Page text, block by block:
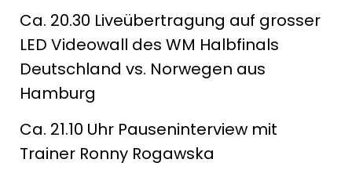
Ca. 20.30 Liveübertragung auf grosser
LED Videowall des WM Halbfinals
Deutschland vs. Norwegen aus
Hamburg
Ca. 21.10 Uhr Pauseninterview mit
Trainer Ronny Rogawska